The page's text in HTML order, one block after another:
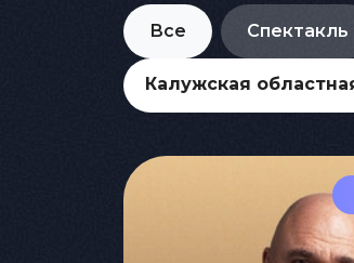
Все Спектакль